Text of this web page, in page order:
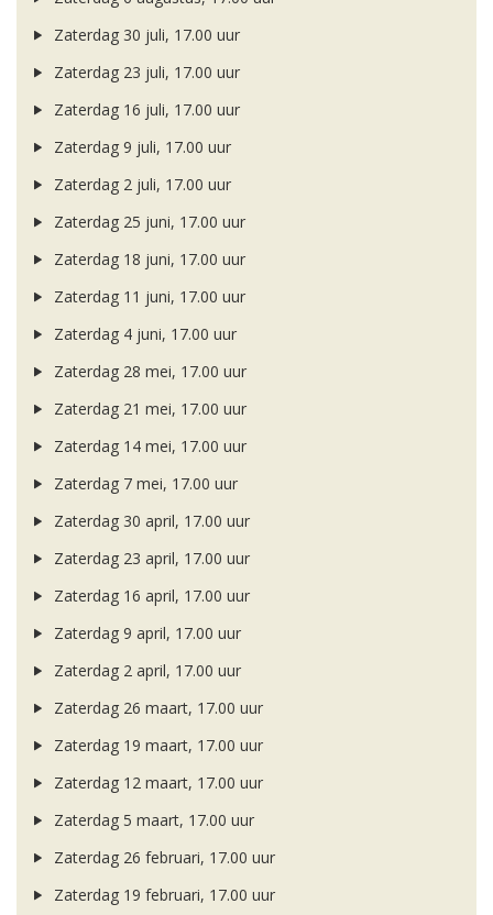
Zaterdag 30 juli, 17.00 uur
Zaterdag 23 juli, 17.00 uur
Zaterdag 16 juli, 17.00 uur
Zaterdag 9 juli, 17.00 uur
Zaterdag 2 juli, 17.00 uur
Zaterdag 25 juni, 17.00 uur
Zaterdag 18 juni, 17.00 uur
Zaterdag 11 juni, 17.00 uur
Zaterdag 4 juni, 17.00 uur
Zaterdag 28 mei, 17.00 uur
Zaterdag 21 mei, 17.00 uur
Zaterdag 14 mei, 17.00 uur
Zaterdag 7 mei, 17.00 uur
Zaterdag 30 april, 17.00 uur
Zaterdag 23 april, 17.00 uur
Zaterdag 16 april, 17.00 uur
Zaterdag 9 april, 17.00 uur
Zaterdag 2 april, 17.00 uur
Zaterdag 26 maart, 17.00 uur
Zaterdag 19 maart, 17.00 uur
Zaterdag 12 maart, 17.00 uur
Zaterdag 5 maart, 17.00 uur
Zaterdag 26 februari, 17.00 uur
Zaterdag 19 februari, 17.00 uur